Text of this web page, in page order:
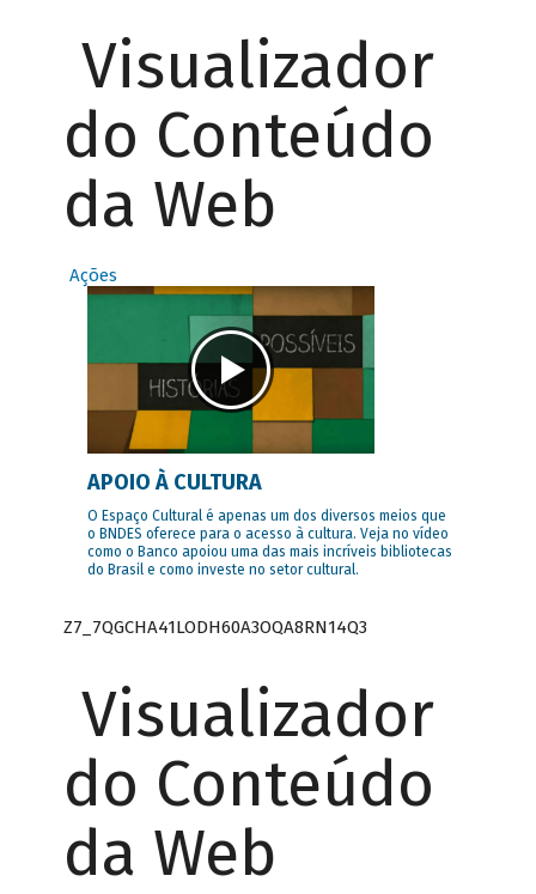
Visualizador
do Conteúdo
da Web
Ações
APOIO À CULTURA
O Espaço Cultural é apenas um dos diversos meios que
o BNDES oferece para o acesso à cultura. Veja no vídeo
como o Banco apoiou uma das mais incríveis bibliotecas
do Brasil e como investe no setor cultural.
Z7_7QGCHA41LODH60A3OQA8RN14Q3
Visualizador
do Conteúdo
da Web